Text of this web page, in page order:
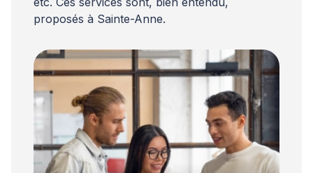
proposés à Sainte-Anne.